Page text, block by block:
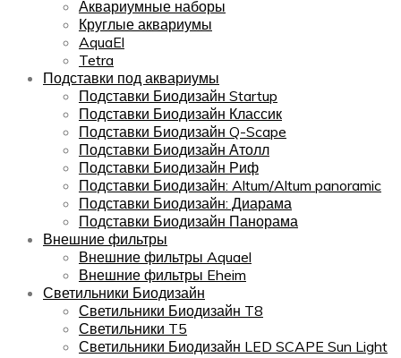
Аквариумные наборы
Круглые аквариумы
AquaEl
Tetra
Подставки под аквариумы
Подставки Биодизайн Startup
Подставки Биодизайн Классик
Подставки Биодизайн Q-Scape
Подставки Биодизайн Атолл
Подставки Биодизайн Риф
Подставки Биодизайн: Altum/Altum panoramic
Подставки Биодизайн: Диарама
Подставки Биодизайн Панорама
Внешние фильтры
Внешние фильтры Aquael
Внешние фильтры Eheim
Светильники Биодизайн
Светильники Биодизайн T8
Светильники T5
Светильники Биодизайн LED SCAPE Sun Light